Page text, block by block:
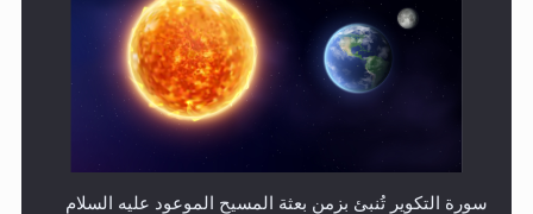
فتوى أمير المؤمنين الميرزا مسرور أحمد أيده الله في أطفال
سورة التكوير تُنبئ بزمن بعثة المسيح الموعود عليه السلام